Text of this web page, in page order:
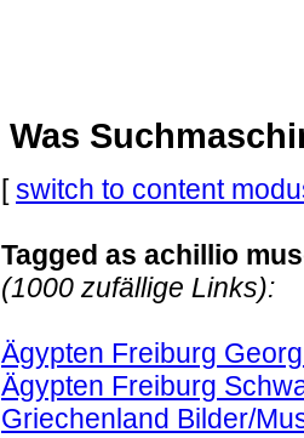
Was
[switch to content
Tagged as achillio
(1000 zufällige Links):
Ägypten Freiburg
Ägypten Freiburg
Griechenland Bilder/